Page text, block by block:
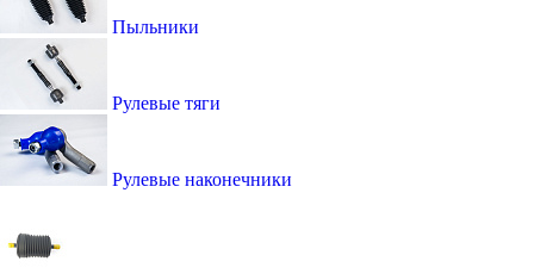
Пыльники
Рулевые тяги
Рулевые наконечники